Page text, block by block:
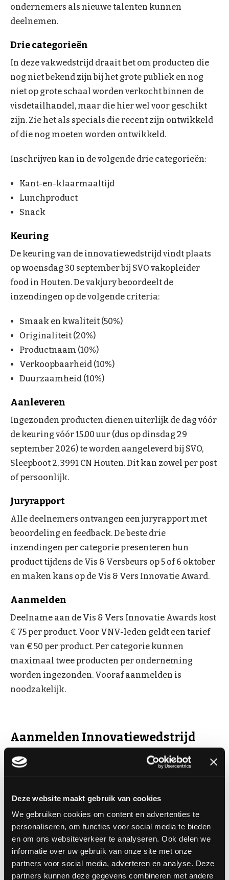
Deze website maakt gebruik van cookies
We gebruiken cookies om content en advertenties te
personaliseren, om functies voor social media te bieden
en om ons websiteverkeer te analyseren. Ook delen we
informatie over uw gebruik van onze site met onze
partners voor social media, adverteren en analyse. Deze
partners kunnen deze gegevens combineren met andere
ondernemers als nieuwe talenten kunnen
deelnemen.
Drie categorieën
In deze vakwedstrijd draait het om producten die
nog niet bekend zijn bij het grote publiek en nog
niet op grote schaal worden verkocht binnen de
visdetailhandel, maar die hier wel voor geschikt
zijn. Zie het als specials die recent zijn ontwikkeld
of die nog moeten worden ontwikkeld.
Inschrijven kan in de volgende drie categorieën:
Kant-en-klaarmaaltijd
Lunchproduct
Snack
Keuring
De keuring van de innovatiewedstrijd vindt plaats
op woensdag 30 september bij SVO vakopleider
food in Houten. De vakjury beoordeelt de
inzendingen op de volgende criteria:
Smaak en kwaliteit (50%)
Originaliteit (20%)
Productnaam (10%)
Verkoopbaarheid (10%)
Duurzaamheid (10%)
Aanleveren
Ingezonden producten dienen uiterlijk de dag vóór
de keuring vóór 15.00 uur (dus op dinsdag 29
september 2026) te worden aangeleverd bij SVO,
Sleepboot 2, 3991 CN Houten. Dit kan zowel per post
of persoonlijk.
Juryrapport
Alle deelnemers ontvangen een juryrapport met
beoordeling en feedback. De beste drie
inzendingen per categorie presenteren hun
product tijdens de Vis & Versbeurs op 5 of 6 oktober
en maken kans op de Vis & Vers Innovatie Award.
Aanmelden
Deelname aan de Vis & Vers Innovatie Awards kost
€ 75 per product. Voor VNV-leden geldt een tarief
van € 50 per product. Per categorie kunnen
maximaal twee producten per onderneming
worden ingezonden. Vooraf aanmelden is
noodzakelijk.
Aanmelden Innovatiewedstrijd
Door dit formulier in te vullen, ga je akkoord
Voor- en achternaam